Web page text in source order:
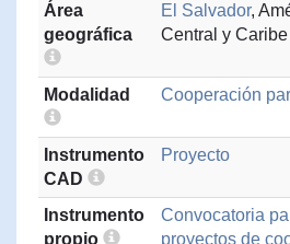
Área
geográfica
El Salvador,
Central y Caribe
Modalidad Cooperación
Instrumento
CAD
Proyecto
Instrumento
propio
Convocatoria
proyectos de